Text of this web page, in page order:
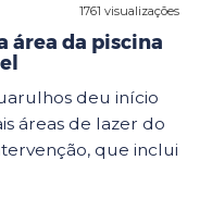
1761 visualizações
área da piscina
deu início
áreas de lazer do
que inclui